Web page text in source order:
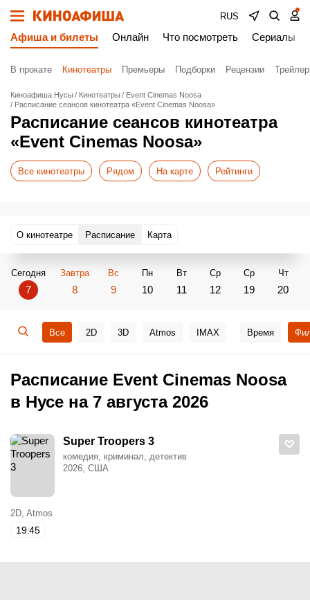
RUS
Афиша и билеты Онлайн Что посмотреть Сериалы
В прокате Кинотеатры Премьеры Подборки Рецензии
Киноафиша Нусы Кинотеатры
Event Cinemas Noosa
Расписание сеансов кинотеатра «Event Cinemas Noosa»
Расписание сеансов кинотеатра
«Event Cinemas Noosa»
Все кинотеатры Рядом На карте Рейтинги
О кинотеатре Расписание Карта
Сегодня
7
Завтра
8
Вс
9
Пн
10
Вт
11
Ср
12
Ср
19
Чт
20
Все 2D 3D Atmos IMAX Время
Расписание Event Cinemas Noosa
в Нусе на 7 августа 2026
Super Troopers 3
комедия, криминал, детектив
2026, США
2D, Atmos
19:45